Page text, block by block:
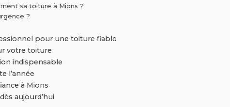
sa toiture à Mions ?
?
pour une toiture fiable
votre toiture
indispensable
l’année
à Mions
aujourd’hui